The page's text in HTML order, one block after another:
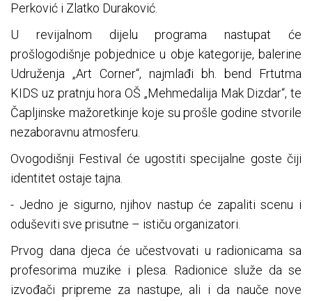
Perković i Zlatko Duraković.
U revijalnom dijelu programa nastupat će
prošlogodišnje pobjednice u obje kategorije, balerine
Udruženja „Art Corner“, najmlađi bh. bend Frtutma
KIDS uz pratnju hora OŠ „Mehmedalija Mak Dizdar“, te
Čapljinske mažoretkinje koje su prošle godine stvorile
nezaboravnu atmosferu.
Ovogodišnji Festival će ugostiti specijalne goste čiji
identitet ostaje tajna.
- Jedno je sigurno, njihov nastup će zapaliti scenu i
oduševiti sve prisutne – ističu organizatori.
Prvog dana djeca će učestvovati u radionicama sa
profesorima muzike i plesa. Radionice služe da se
izvođači pripreme za nastupe, ali i da nauče nove